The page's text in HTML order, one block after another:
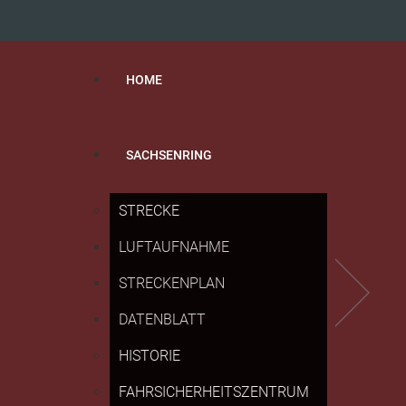
HOME
SACHSENRING
STRECKE
LUFTAUFNAHME
STRECKENPLAN
DATENBLATT
HISTORIE
FAHRSICHERHEITSZENTRUM